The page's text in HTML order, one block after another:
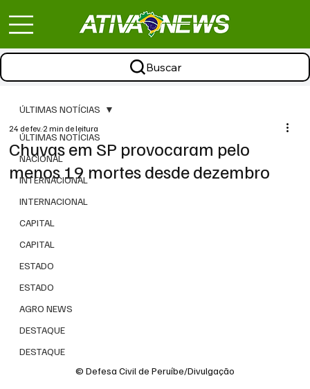
Buscar
ÚLTIMAS NOTÍCIAS
NACIONAL
INTERNACIONAL
INTERNACIONAL
CAPITAL
CAPITAL
ESTADO
ESTADO
AGRO NEWS
DESTAQUE
DESTAQUE
ÚLTIMAS NOTÍCIAS
Chuvas em SP provocaram pelo
menos 19 mortes desde dezembro
24 de fev.2 min de leitura
© Defesa Civil de Peruíbe/Divulgação